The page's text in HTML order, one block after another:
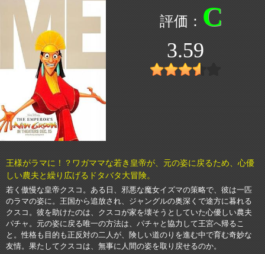
C
3.59
王様がラマに！？ワガママな若き皇帝が、元の姿に戻るため、心優
しい農夫と繰り広げるドタバタ大冒険。
若く傲慢な皇帝クスコ。ある日、邪悪な魔女イズマの策略で、彼は一匹
のラマの姿に。王国から追放され、ジャングルの奥深くで途方に暮れる
クスコ。彼を助けたのは、クスコが家を壊そうとしていた心優しい農夫
パチャ。元の姿に戻る唯一の方法は、パチャと協力して王宮へ帰るこ
と。性格も目的も正反対の二人が、険しい道のりを進む中で育む奇妙な
友情。果たしてクスコは、無事に人間の姿を取り戻せるのか。